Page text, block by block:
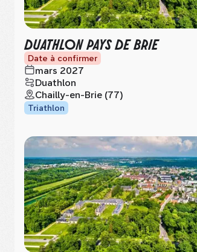
DUATHLON PAYS DE BRIE
Date à confirmer
mars 2027
Duathlon
Chailly-en-Brie (77)
Triathlon